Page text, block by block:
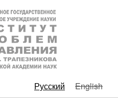
основному
Русский English